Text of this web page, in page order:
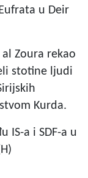
u Deir
Zoura rekao
stotine ljudi
Kurda.
IS-a i SDF-a u